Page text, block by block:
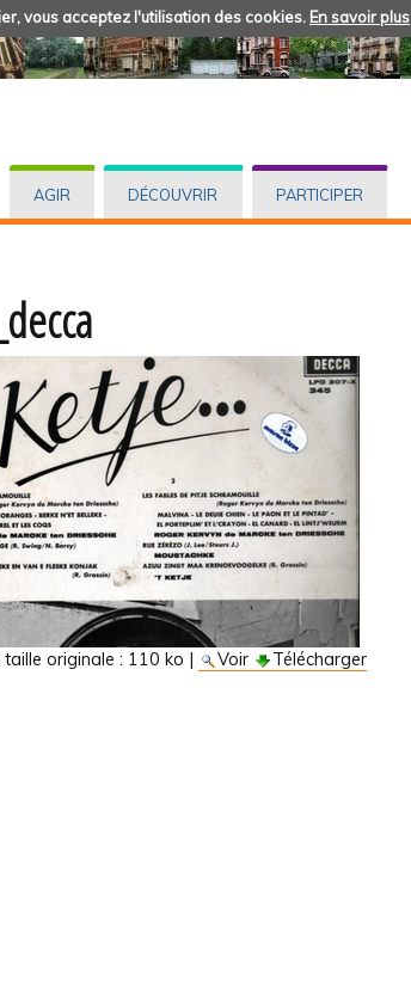
vous acceptez l'utilisation des cookies. En savoir plus
AGIR DÉCOUVRIR PARTICIPER
originale : 110 ko | Voir Télécharger